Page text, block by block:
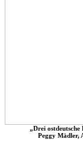
„Drei ostdeutsche
Peggy Mädler,